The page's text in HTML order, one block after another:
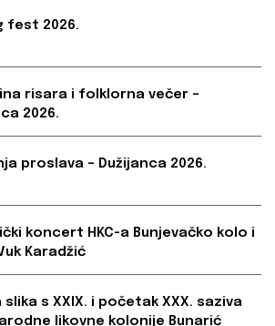
fest 2026.
risara i folklorna večer –
2026.
proslava – Dužijanca 2026.
koncert HKC-a Bunjevačko kolo i
Karadžić
slika s XXIX. i početak XXX. saziva
likovne kolonije Bunarić